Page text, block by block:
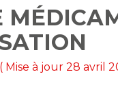
( Mise à jour 28 avril